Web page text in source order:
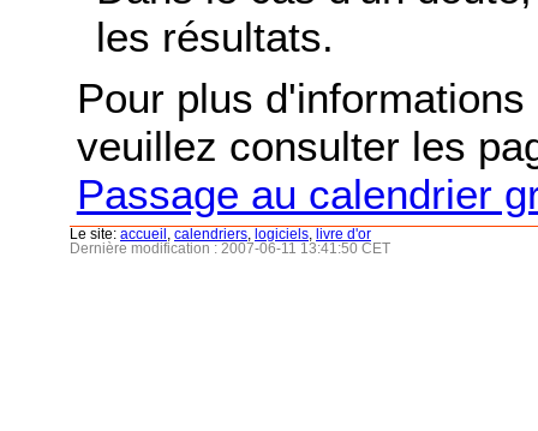
les résultats.
Pour plus
veuillez consulter les
Passage au calendrier
Le site: accueil calendriers logiciels
livre d'or
Dernière modification : 2007-06-11 13:41:50 CET